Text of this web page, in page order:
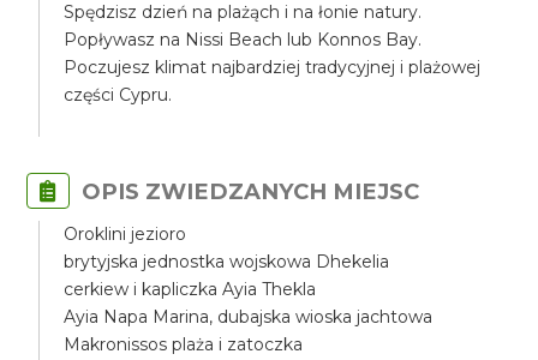
Spędzisz dzień na plażąch i na łonie natury.
Popływasz na Nissi Beach lub Konnos Bay.
Poczujesz klimat najbardziej tradycyjnej i plażowej
części Cypru.
OPIS ZWIEDZANYCH MIEJSC
Oroklini jezioro
brytyjska jednostka wojskowa Dhekelia
cerkiew i kapliczka Ayia Thekla
Ayia Napa Marina, dubajska wioska jachtowa
Makronissos plaża i zatoczka